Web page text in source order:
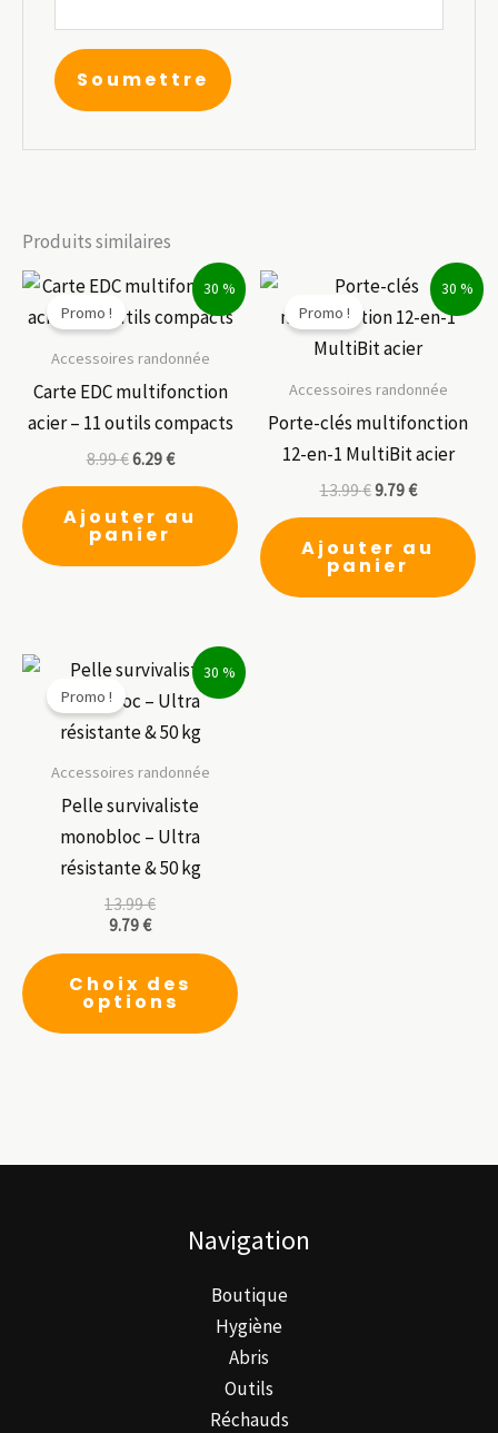
Produits similaires
30 %
Promo !
Accessoires randonnée
Carte EDC multifonction
acier – 11 outils compacts
8.99€6.29€
Ajouter au
panier
30 %
Promo !
Accessoires randonnée
Porte-clés multifonction
12-en-1 MultiBit acier
13.99€9.79€
Ajouter au
panier
30 %
Promo !
Accessoires randonnée
Pelle survivaliste
monobloc – Ultra
résistante & 50 kg
13.99€
9.79€
Choix des
options
produit
choisies
la
page
du
produit
Navigation
Boutique
Hygiène
Abris
Outils
Réchauds